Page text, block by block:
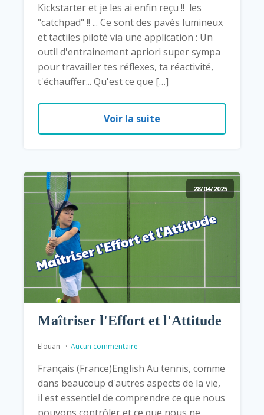
Kickstarter et je les ai enfin reçu !! les
"catchpad" !! ... Ce sont des pavés lumineux
et tactiles piloté via une application : Un
outil d'entrainement apriori super sympa
pour travailler tes réflexes, ta réactivité,
t'échauffer... Qu'est ce que […]
Voir la suite
28/04/2025
Maîtriser l'Effort et l'Attitude
Elouan Aucun commentaire
Français (France)English Au tennis, comme
dans beaucoup d'autres aspects de la vie,
il est essentiel de comprendre ce que nous